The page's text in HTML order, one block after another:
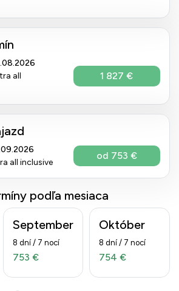
all
1 827 €
all inclusive
od 753 €
podľa mesiaca
September
8 dní / 7 nocí
753 €
Október
8 dní / 7 nocí
754 €